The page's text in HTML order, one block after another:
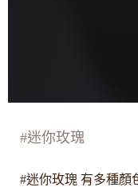
#迷你玫瑰
#迷你玫瑰 有多種顏